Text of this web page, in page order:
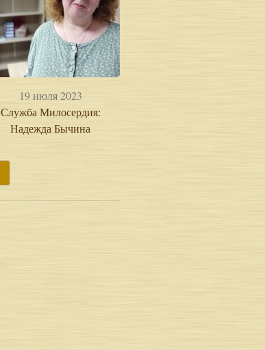
19 июля 2023
Служба Милосердия:
Надежда Бычина